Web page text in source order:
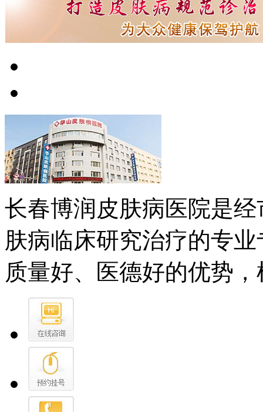
长春博润皮肤病医院是
肤病临床研究治疗的专
质量好、医德好的优势